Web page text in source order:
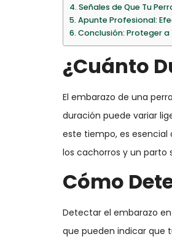
Señales de Que Tu
Apunte Profesional:
Conclusión: Proteger a
¿Cuánto
El embarazo de una
duración puede variar
este tiempo, es esencial
los cachorros y un parto
Cómo
Detectar el embarazo
que pueden indicar que